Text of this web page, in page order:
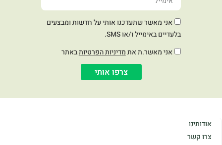
אני מאשר שתעדכנו אותי על חדשות ומבצעים
בלעדיים באימייל ו/או SMS.
אני מאשר.ת אתמדיניות הפרטיותבאתר
צרפו אותי
אודותינו
צרו קשר